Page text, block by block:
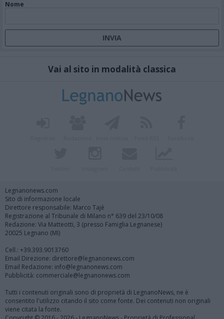
Nome
Vai al sito in modalità classica
Legnanonews.com
Sito di informazione locale
Direttore responsabile: Marco Tajè
Registrazione al Tribunale di Milano n° 639 del 23/10/08
Redazione: Via Matteotti, 3 (presso Famiglia Legnanese)
20025 Legnano (MI)
Cell.: +39.393.9013760
Email Direzione: direttore@legnanonews.com
Email Redazione: info@legnanonews.com
Pubblicità: commerciale@legnanonews.com
Tutti i contenuti originali sono di proprietà di LegnanoNews, ne è
consentito l'utilizzo citando il sito come fonte. Dei contenuti non originali
viene citata la fonte.